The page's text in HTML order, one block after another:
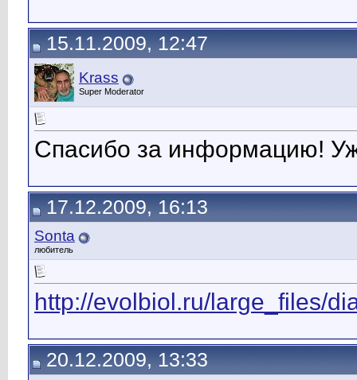
15.11.2009, 12:47
Krass
Super Moderator
Спасибо за информацию!
17.12.2009, 16:13
Sonta
любитель
http://evolbiol.ru/large_files/
20.12.2009, 13:33